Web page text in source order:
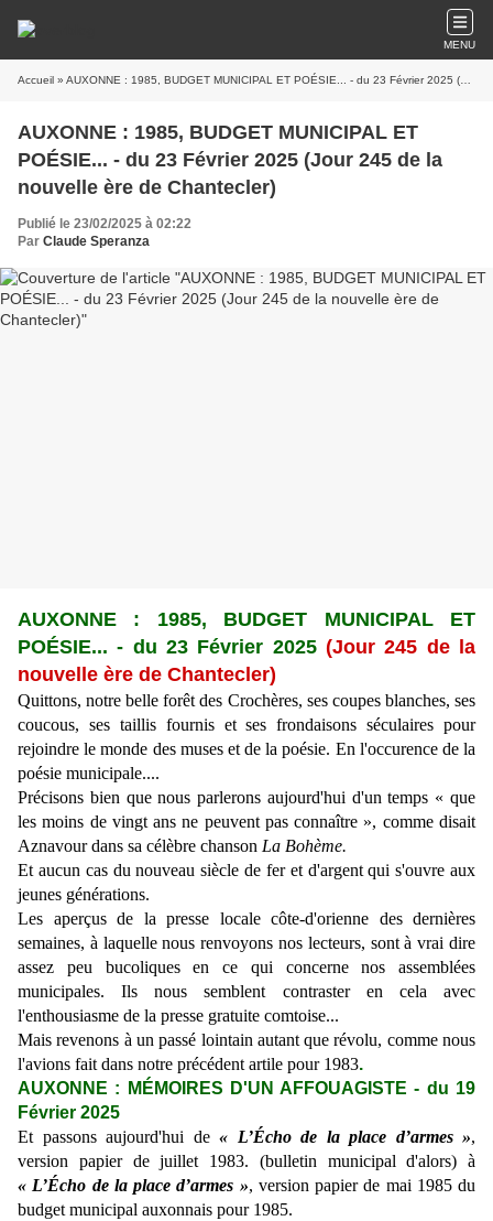
MENU
Accueil » AUXONNE : 1985, BUDGET MUNICIPAL ET POÉSIE... - du 23 Février 2025 (Jour 245 de la nouvelle ère de Chantecler)
AUXONNE : 1985, BUDGET MUNICIPAL ET
POÉSIE... - du 23 Février 2025 (Jour 245 de la
nouvelle ère de Chantecler)
Publié le 23/02/2025 à 02:22
Par Claude Speranza
AUXONNE : 1985, BUDGET MUNICIPAL ET
POÉSIE... - du 23 Février 2025(Jour 245 de la
nouvelle ère de Chantecler)
Quittons, notre belle forêt des Crochères, ses coupes blanches, ses
coucous, ses taillis fournis et ses frondaisons séculaires pour
rejoindre le monde des muses et de la poésie. En l'occurence de la
poésie municipale....
Précisons bien que nous parlerons aujourd'hui d'un temps « que
les moins de vingt ans ne peuvent pas connaître », comme disait
Aznavour dans sa célèbre chanson La Bohème.
Et aucun cas du nouveau siècle de fer et d'argent qui s'ouvre aux
jeunes générations.
Les aperçus de la presse locale côte-d'orienne des dernières
semaines, à laquelle nous renvoyons nos lecteurs, sont à vrai dire
assez peu bucoliques en ce qui concerne nos assemblées
municipales. Ils nous semblent contraster en cela avec
l'enthousiasme de la presse gratuite comtoise...
Mais revenons à un passé lointain autant que révolu, comme nous
l'avions fait dans notre précédent artile pour 1983.
AUXONNE : MÉMOIRES D'UN AFFOUAGISTE - du 19
Février 2025
Et passons aujourd'hui de « L’Écho de la place d’armes »,
version papier de juillet 1983. (bulletin municipal d'alors) à
« L’Écho de la place d’armes », version papier de mai 1985 du
budget municipal auxonnais pour 1985.